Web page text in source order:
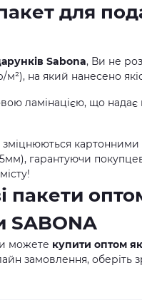
для
Sabona, Ви не
м²), на який нанесено
ламінацією, що
зміцнюються
гарантуючи
пакети
SABONA
можете купити оптом
замовлення, оберіть